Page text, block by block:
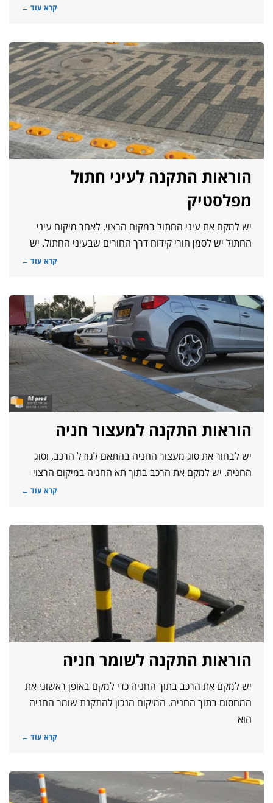
קרא עוד ←
הוראות התקנה לעיני חתול
מפלסטיק
יש למקם את עיני החתול במקום הרצוי. לאחר מיקום עיני
החתול יש לסמן חורי קידוח דרך החורים שבעיני החתול. יש
קרא עוד ←
הוראות התקנה למעצור חניה
יש לבחור את סוג מעצור החניה בהתאם לגודל הרכב, וסוג
החניה. יש למקם את הרכב בתוך תא החניה במיקום הרצוי
קרא עוד ←
הוראות התקנה לשומר חניה
יש למקם את הרכב בתוך החניה כדי למקם באופן ראשוני את
המחסום בתוך החניה. המיקום הנכון להתקנת שומר החניה
הוא
קרא עוד ←